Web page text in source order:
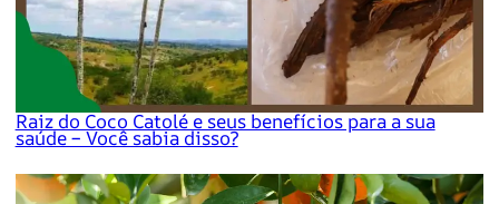
Raiz do Coco Catolé e seus benefícios para a sua
saúde – Você sabia disso?